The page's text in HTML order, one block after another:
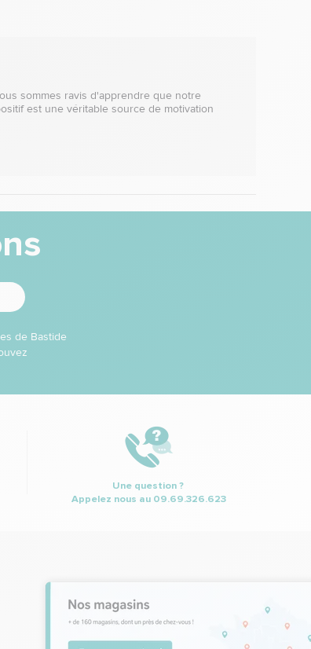
sommes ravis d'apprendre que notre
est une véritable source de motivation
de Bastide
Une question ?
Appelez nous au 09.69.326.623